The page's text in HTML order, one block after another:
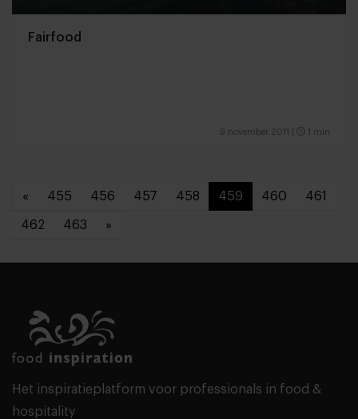
Fairfood
9 november 2011 1 min
« 455 456 457 458 459 460 461
462 463 »
Het inspiratieplatform voor professionals in food &
hospitality